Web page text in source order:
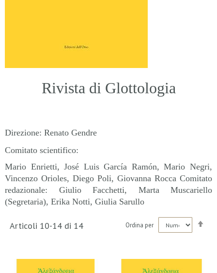
Rivista di Glottologia
Direzione: Renato Gendre
Comitato scientifico:
Mario Enrietti, José Luis García Ramón, Mario Negri,
Vincenzo Orioles, Diego Poli, Giovanna Rocca Comitato
redazionale: Giulio Facchetti, Marta Muscariello
(Segretaria), Erika Notti, Giulia Sarullo
Articoli 10-14 di 14 Ordina per